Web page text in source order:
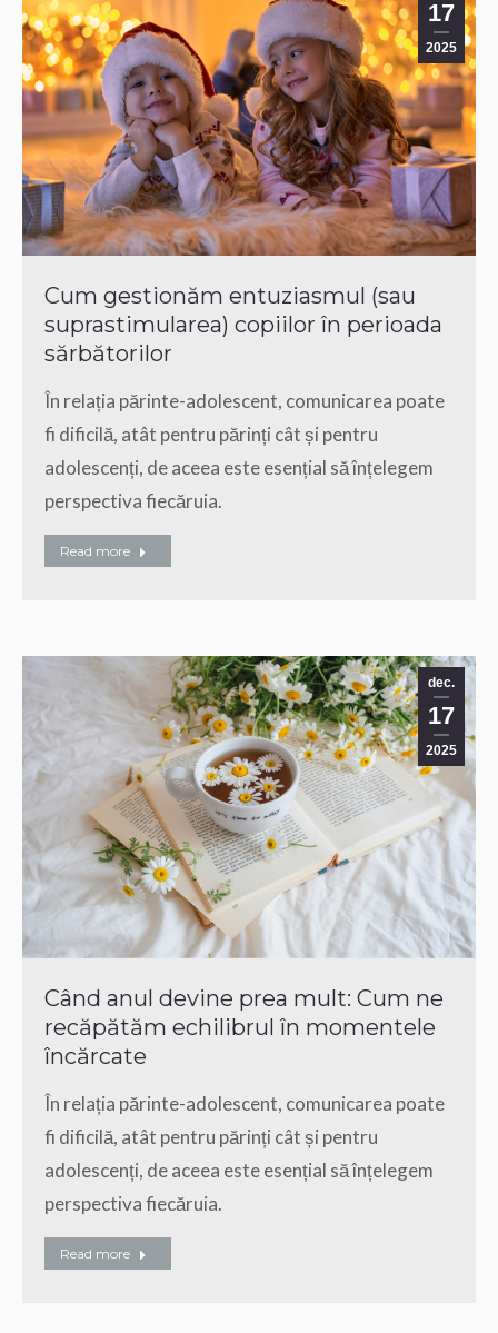
17
2025
Cum gestionăm entuziasmul (sau
suprastimularea) copiilor în perioada
sărbătorilor
În relația părinte-adolescent, comunicarea poate
fi dificilă, atât pentru părinți cât și pentru
adolescenți, de aceea este esențial să înțelegem
perspectiva fiecăruia.
Read more
dec.
17
2025
Când anul devine prea mult: Cum ne
recăpătăm echilibrul în momentele
încărcate
În relația părinte-adolescent, comunicarea poate
fi dificilă, atât pentru părinți cât și pentru
adolescenți, de aceea este esențial să înțelegem
perspectiva fiecăruia.
Read more